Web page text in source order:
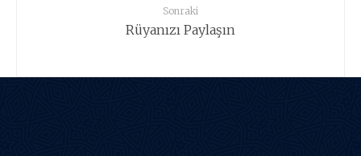
Sonraki
Rüyanızı Paylaşın